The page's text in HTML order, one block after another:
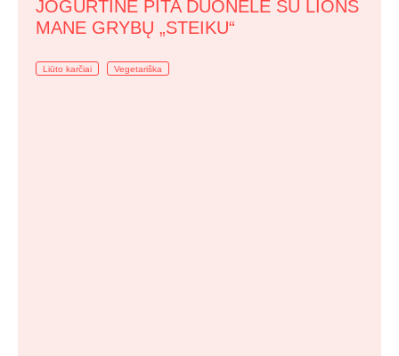
JOGURTINĖ PITA DUONELĖ SU LIONS
MANE GRYBŲ „STEIKU“
Liūto karčiai Vegetariška